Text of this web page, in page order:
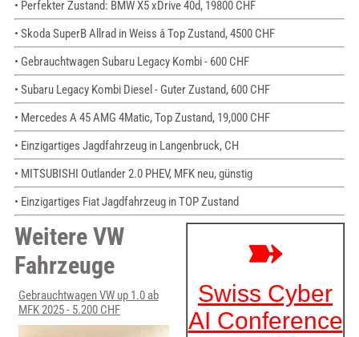
• Perfekter Zustand: BMW X5 xDrive 40d, 19800 CHF
• Skoda SuperB Allrad in Weiss â Top Zustand, 4500 CHF
• Gebrauchtwagen Subaru Legacy Kombi - 600 CHF
• Subaru Legacy Kombi Diesel - Guter Zustand, 600 CHF
• Mercedes A 45 AMG 4Matic, Top Zustand, 19,000 CHF
• Einzigartiges Jagdfahrzeug in Langenbruck, CH
• MITSUBISHI Outlander 2.0 PHEV, MFK neu, günstig
• Einzigartiges Fiat Jagdfahrzeug in TOP Zustand
Weitere VW
Fahrzeuge
Gebrauchtwagen VW up 1.0 ab
MFK 2025 - 5.200 CHF